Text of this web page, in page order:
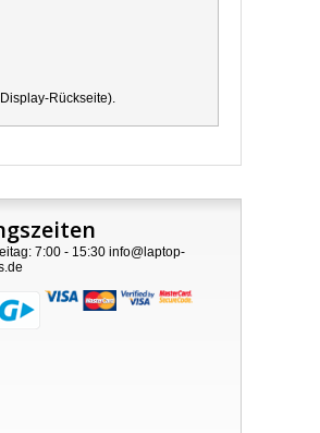
Rückseite).
7:00 - 15:30 info@laptop-